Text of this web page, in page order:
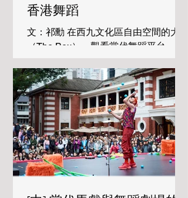
香港舞蹈
文：祁勳 在西九文化區自由空間的大盒
（The Box），觀看當代舞蹈平台
GROUNDS》，提供了一個從身體實踐
觀照香港文化生態的切片。 攝：
intheblink0faneye and To Wing （照片
由 SHIFT Dance 提供） 舞蹈生態的多
元層次 在香港發展當代舞，往往需要在
常規的資助架構與建制體系內尋找空
間。長久以來，本地主要舞團與香港演
藝學院（HKAPA）體系形成了一股穩